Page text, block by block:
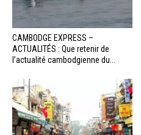
CAMBODGE EXPRESS –
ACTUALITÉS : Que retenir de
l’actualité cambodgienne du...